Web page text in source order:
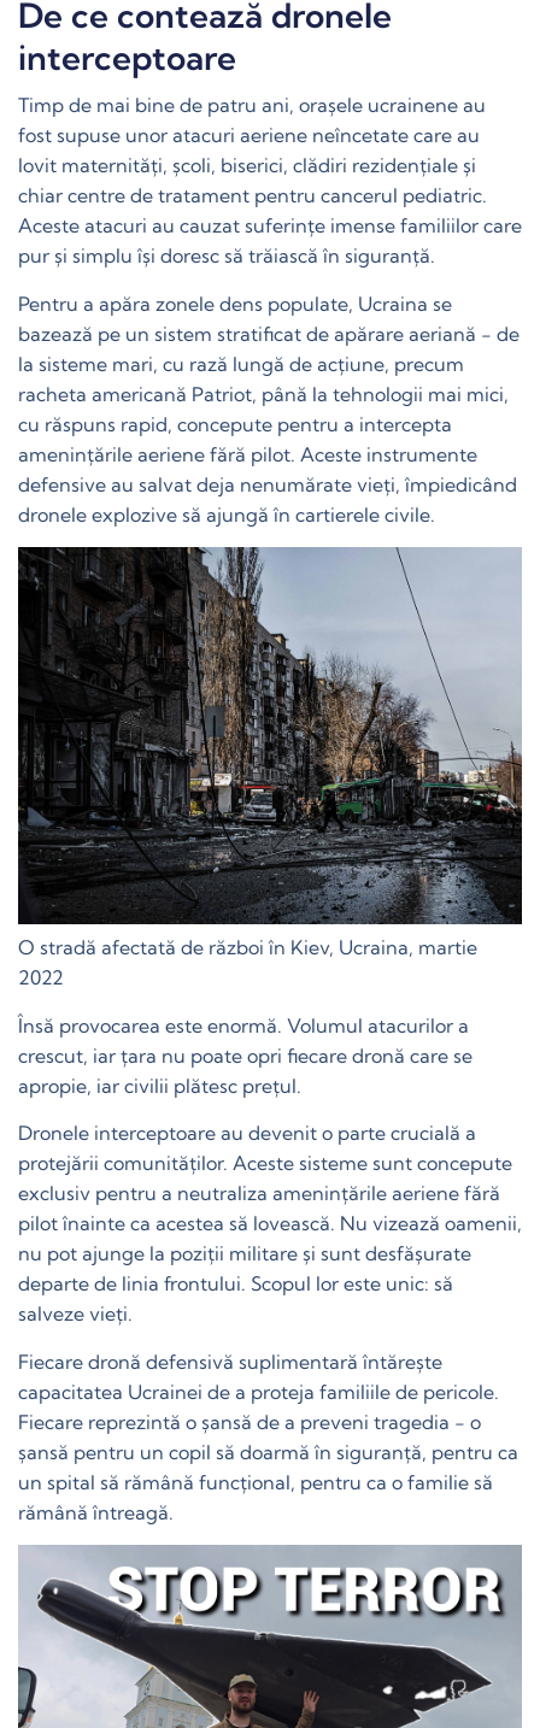
De ce contează dronele
interceptoare
Timp de mai bine de patru ani, orașele ucrainene au
fost supuse unor atacuri aeriene neîncetate care au
lovit maternități, școli, biserici, clădiri rezidențiale și
chiar centre de tratament pentru cancerul pediatric.
Aceste atacuri au cauzat suferințe imense familiilor care
pur și simplu își doresc să trăiască în siguranță.
Pentru a apăra zonele dens populate, Ucraina se
bazează pe un sistem stratificat de apărare aeriană - de
la sisteme mari, cu rază lungă de acțiune, precum
racheta americană Patriot, până la tehnologii mai mici,
cu răspuns rapid, concepute pentru a intercepta
amenințările aeriene fără pilot. Aceste instrumente
defensive au salvat deja nenumărate vieți, împiedicând
dronele explozive să ajungă în cartierele civile.
O stradă afectată de război în Kiev, Ucraina, martie
2022
Însă provocarea este enormă. Volumul atacurilor a
crescut, iar țara nu poate opri fiecare dronă care se
apropie, iar civilii plătesc prețul.
Dronele interceptoare au devenit o parte crucială a
protejării comunităților. Aceste sisteme sunt concepute
exclusiv pentru a neutraliza amenințările aeriene fără
pilot înainte ca acestea să lovească. Nu vizează oamenii,
nu pot ajunge la poziții militare și sunt desfășurate
departe de linia frontului. Scopul lor este unic: să
salveze vieți.
Fiecare dronă defensivă suplimentară întărește
capacitatea Ucrainei de a proteja familiile de pericole.
Fiecare reprezintă o șansă de a preveni tragedia - o
șansă pentru un copil să doarmă în siguranță, pentru ca
un spital să rămână funcțional, pentru ca o familie să
rămână întreagă.